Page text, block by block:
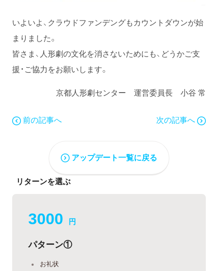
いよいよ、クラウドファンデングもカウントダウンが始
まりました。
皆さま、人形劇の文化を消さないためにも、どうかご支
援・ご協力をお願いします。
京都人形劇センター 運営委員長 小谷 常
前の記事へ 次の記事へ
アップデート一覧に戻る
リターンを選ぶ
3000 円
パターン①
お礼状